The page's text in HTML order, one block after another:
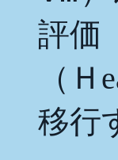
評価
（
移行